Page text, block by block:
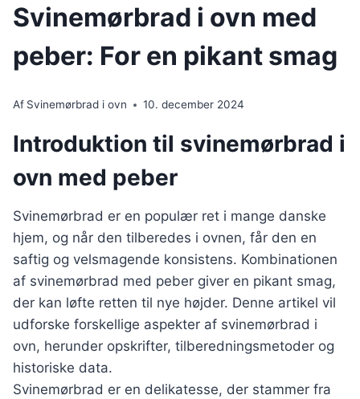
Svinemørbrad i ovn med
peber: For en pikant smag
Af Svinemørbrad i ovn 10. december 2024
Introduktion til svinemørbrad i
ovn med peber
Svinemørbrad er en populær ret i mange danske
hjem, og når den tilberedes i ovnen, får den en
saftig og velsmagende konsistens. Kombinationen
af svinemørbrad med peber giver en pikant smag,
der kan løfte retten til nye højder. Denne artikel vil
udforske forskellige aspekter af svinemørbrad i
ovn, herunder opskrifter, tilberedningsmetoder og
historiske data.
Svinemørbrad er en delikatesse, der stammer fra